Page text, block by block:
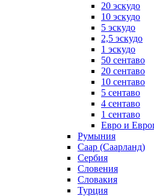
20 эскудо
10 эскудо
5 эскудо
2,5 эскудо
1 эскудо
50 сентаво
20 сентаво
10 сентаво
5 сентаво
4 сентаво
1 сентаво
Евро и
Румыния
Саар (Саарланд)
Сербия
Словения
Словакия
Турция